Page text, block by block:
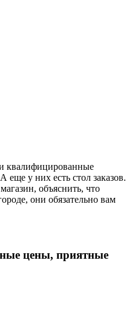
квалифицированные
еще у них есть стол заказов.
объяснить, что
они обязательно вам
цены, приятные